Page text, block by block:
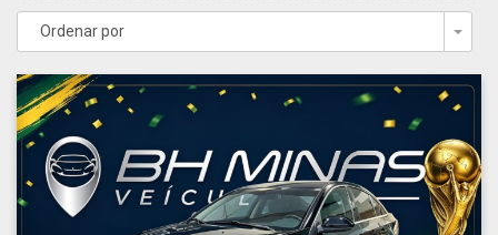
Ordenar por